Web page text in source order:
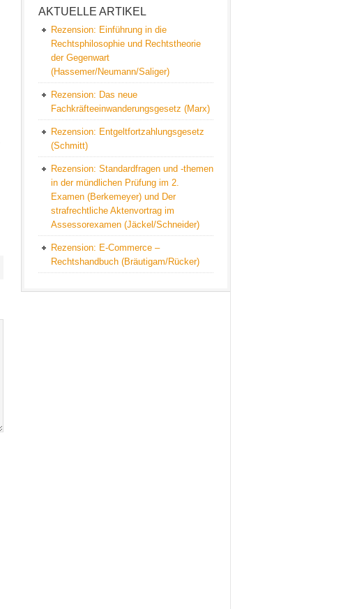
AKTUELLE ARTIKEL
Rezension: Einführung in die
Rechtsphilosophie und Rechtstheorie
der Gegenwart
(Hassemer/Neumann/Saliger)
Rezension: Das neue
Fachkräfteeinwanderungsgesetz (Marx)
Rezension: Entgeltfortzahlungsgesetz
(Schmitt)
Rezension: Standardfragen und -themen
in der mündlichen Prüfung im 2.
Examen (Berkemeyer) und Der
strafrechtliche Aktenvortrag im
Assessorexamen (Jäckel/Schneider)
Rezension: E-Commerce –
Rechtshandbuch (Bräutigam/Rücker)